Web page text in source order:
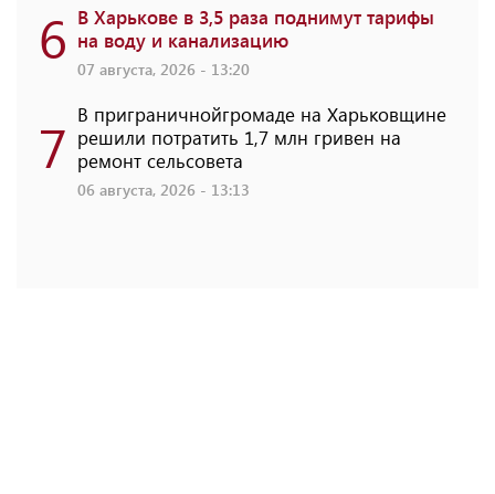
6 В Харькове в 3,5 раза поднимут тарифы
на воду и канализацию
07 августа, 2026 - 13:20
7 В приграничнойгромаде на Харьковщине
решили потратить 1,7 млн ​​гривен на
ремонт сельсовета
06 августа, 2026 - 13:13